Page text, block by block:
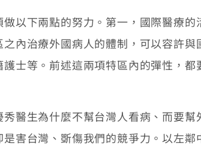
下兩點的努力。第一，國際醫療的
內治療外國病人的體制，可以容許
士等。前述這兩項特區內的彈性，
生為什麼不幫台灣人看病、而要幫
害台灣、斲傷我們的競爭力。以左